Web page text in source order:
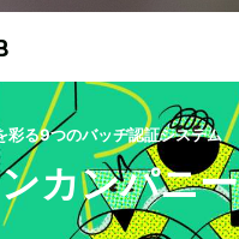
彩る9つのバッヂ認証システム
カンパニー